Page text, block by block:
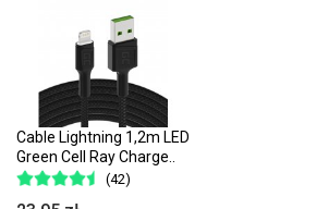
Cable Lightning 1,2m LED
Green Cell Ray Charge..
(42)